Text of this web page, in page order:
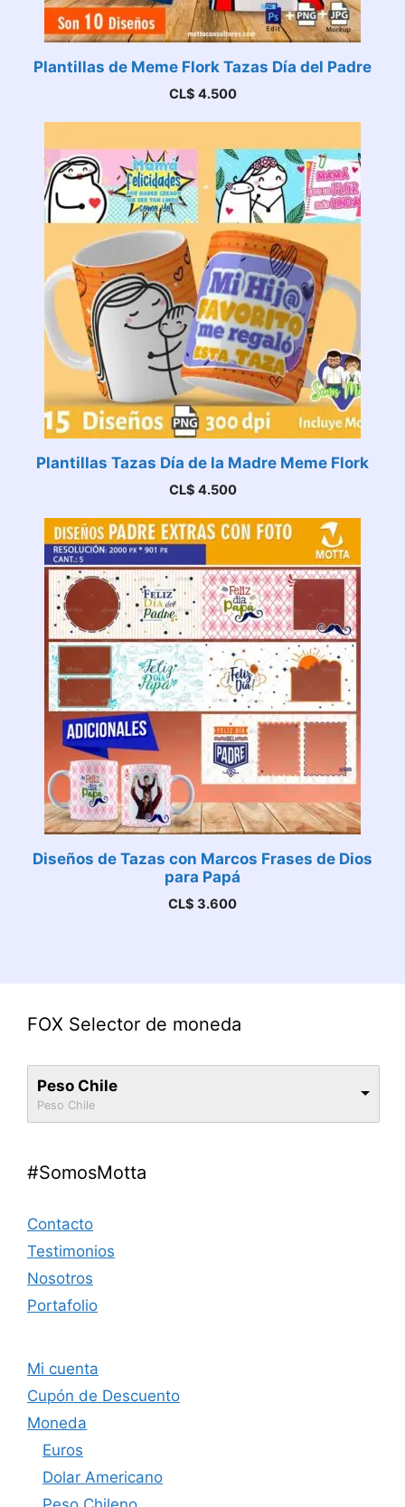
Plantillas de Meme Flork Tazas Día del Padre
CL$ 4.500
Plantillas Tazas Día de la Madre Meme Flork
CL$ 4.500
Diseños de Tazas con Marcos Frases de Dios
para Papá
CL$ 3.600
FOX Selector de moneda
Peso Chile
Peso Chile
#SomosMotta
Contacto
Testimonios
Nosotros
Portafolio
Mi cuenta
Cupón de Descuento
Moneda
Euros
Dolar Americano